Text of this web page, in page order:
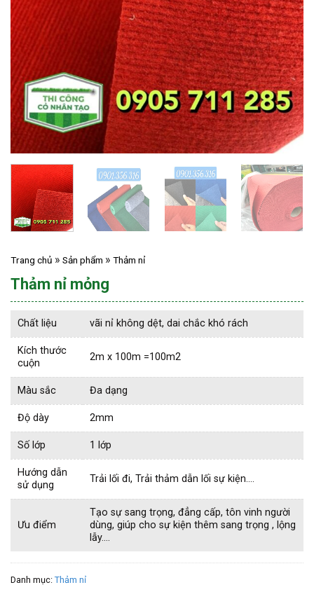
Trang chủ Sản phẩm Thảm nỉ
Thảm nỉ mỏng
Chất liệu vãi nỉ không dệt, dai chắc khó rách
Kích thước
cuộn
2m x 100m =100m2
Màu sắc Đa dạng
Độ dày 2mm
Số lớp 1 lớp
Hướng dẫn
sử dụng
Trải lối đi, Trải thảm dẫn lối sự kiện….
Ưu điểm
Tạo sự sang trọng, đẳng cấp, tôn vinh người
dùng, giúp cho sự kiện thêm sang trọng , lộng
lẫy….
Danh mục: Thảm nỉ